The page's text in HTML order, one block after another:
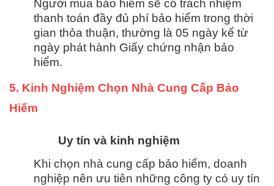
Người mua bảo hiểm sẽ có trách nhiệm
thanh toán đầy đủ phí bảo hiểm trong thời
gian thỏa thuận, thường là 05 ngày kể từ
ngày phát hành Giấy chứng nhận bảo
hiểm.
5. Kinh Nghiệm Chọn Nhà Cung Cấp Bảo
Hiểm
Uy tín và kinh nghiệm
Khi chọn nhà cung cấp bảo hiểm, doanh
nghiệp nên ưu tiên những công ty có uy tín